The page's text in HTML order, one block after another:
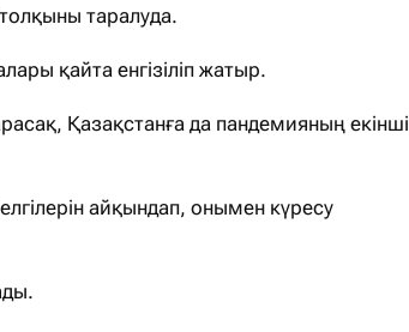
толқыны таралуда.
қайта енгізіліп жатыр.
Қазақстанға да пандемияның екінші
айқындап, онымен күресу